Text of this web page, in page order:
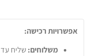
אפשרויות רכישה:
משלוחים: